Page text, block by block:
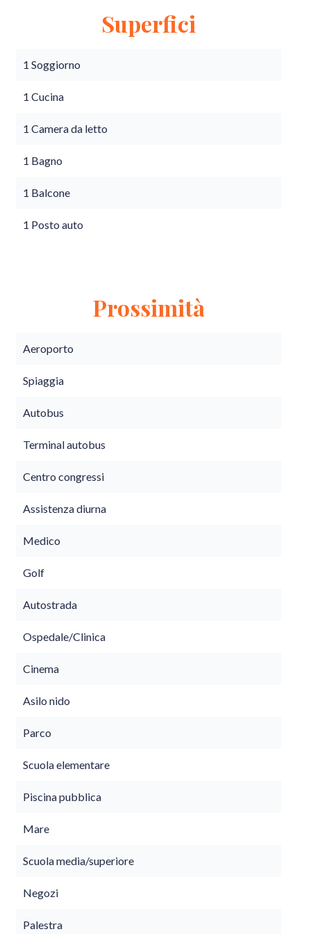
Superfici
1 Soggiorno
1 Cucina
1 Camera da letto
1 Bagno
1 Balcone
1 Posto auto
Prossimità
Aeroporto
Spiaggia
Autobus
Terminal autobus
Centro congressi
Assistenza diurna
Medico
Golf
Autostrada
Ospedale/Clinica
Cinema
Asilo nido
Parco
Scuola elementare
Piscina pubblica
Mare
Scuola media/superiore
Negozi
Palestra